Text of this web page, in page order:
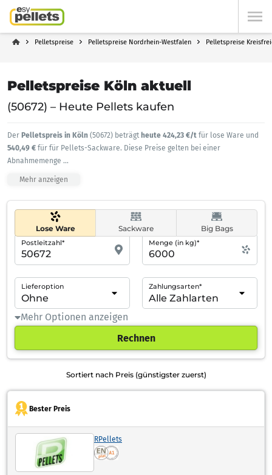
Pelletspreise Pelletspreise Nordrhein-Westfalen Pelletspreise
Pelletspreise Köln aktuell
(50672) – Heute Pellets kaufen
Der Pelletspreis in Köln (50672) beträgt heute 424,23 €/t für lose Ware und
540,49 € für für Pellets-Sackware. Diese Preise gelten bei einer
Abnahmemenge ...
Mehr anzeigen
Lose Ware Sackware Big Bags
Postleitzahl* Menge (in kg)*
Lieferoption Zahlungsarten*
Mehr Optionen anzeigen
Rechnen
Sortiert nach Preis (günstigster zuerst)
Bester Preis
RPellets